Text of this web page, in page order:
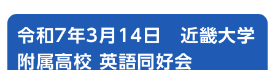
令和7年3月14日 近畿大学
附属高校 英語同好会